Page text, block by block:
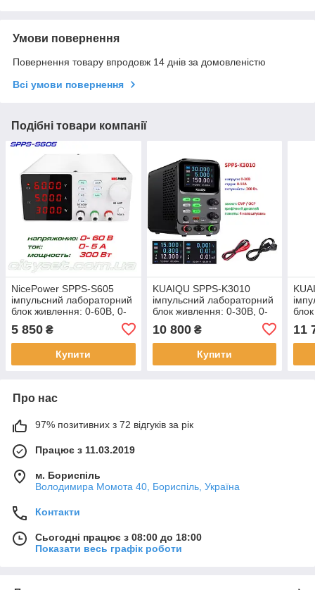
Умови повернення
Повернення товару впродовж 14 днів за домовленістю
Всі умови повернення
Подібні товари компанії
NicePower SPPS-S605
імпульсний лабораторний
блок живлення: 0-60В, 0-
5 850 ₴
Купити
KUAIQU SPPS-K3010
імпульсний лабораторний
блок живлення: 0-30В, 0-
10А, графічний дисплей
10 800₴
Купити
11
Про нас
97% позитивних з 72 відгуків за рік
Працює з 11.03.2019
м. Бориспіль
Володимира Момота 40, Бориспіль, Україна
Контакти
Сьогодні працює з 08:00 до 18:00
Показати весь графік роботи